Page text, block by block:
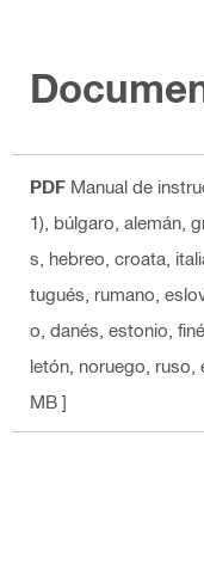
PDF Manual de
1) , búlgaro, alemán,
s, hebreo, croata,
tugués, rumano,
o, danés, estonio,
letón, noruego, ruso,
MB ]